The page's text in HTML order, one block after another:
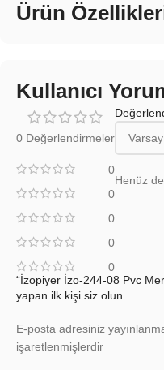
Ürün
Kullanıcı
0 Değerlendirmeler
0
0
0
0
0
Henüz
“İzopiyer İzo-244-08 Pvc
yapan ilk kişi siz olun
E-posta adresiniz
işaretlenmişlerdir